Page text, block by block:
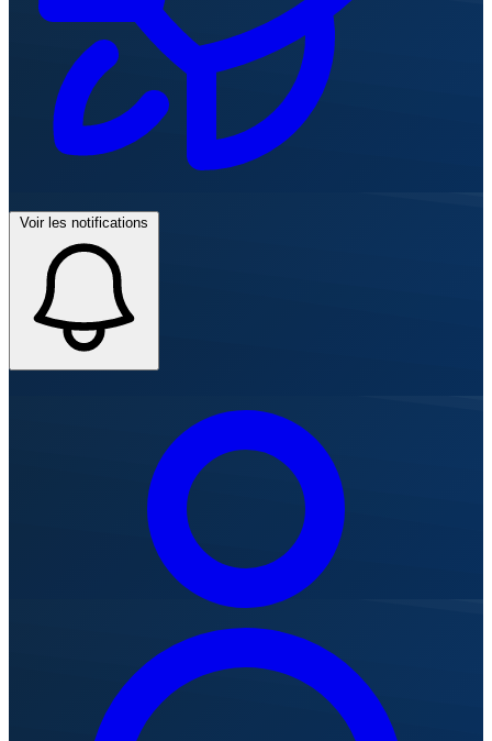
Voir les notifications